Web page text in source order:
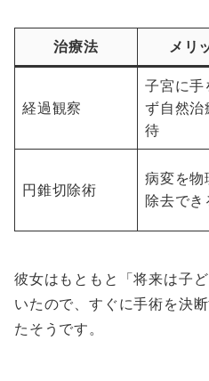
治療法 メリ
経過観察
子宮に手
ず自然治
待
円錐切除術
病変を物
除去でき
彼女はもともと「将来は子
いたので、すぐに手術を決
たそうです。